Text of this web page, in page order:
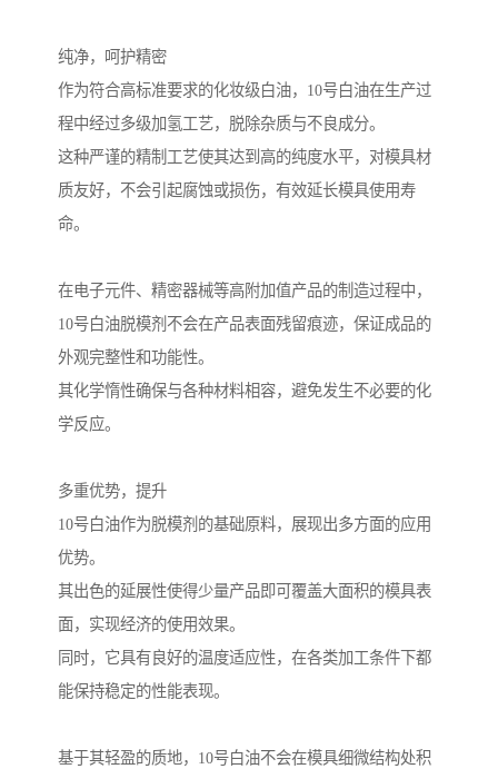
纯净，呵护精密
作为符合高标准要求的化妆级白油，10号白油在生产过
程中经过多级加氢工艺，脱除杂质与不良成分。
这种严谨的精制工艺使其达到高的纯度水平，对模具材
质友好，不会引起腐蚀或损伤，有效延长模具使用寿
命。
在电子元件、精密器械等高附加值产品的制造过程中，
10号白油脱模剂不会在产品表面残留痕迹，保证成品的
外观完整性和功能性。
其化学惰性确保与各种材料相容，避免发生不必要的化
学反应。
多重优势，提升
10号白油作为脱模剂的基础原料，展现出多方面的应用
优势。
其出色的延展性使得少量产品即可覆盖大面积的模具表
面，实现经济的使用效果。
同时，它具有良好的温度适应性，在各类加工条件下都
能保持稳定的性能表现。
基于其轻盈的质地，10号白油不会在模具细微结构处积